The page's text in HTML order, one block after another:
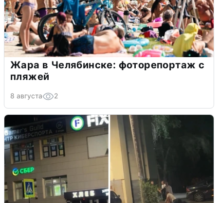
Жара в Челябинске: фоторепортаж с
пляжей
8 августа 2